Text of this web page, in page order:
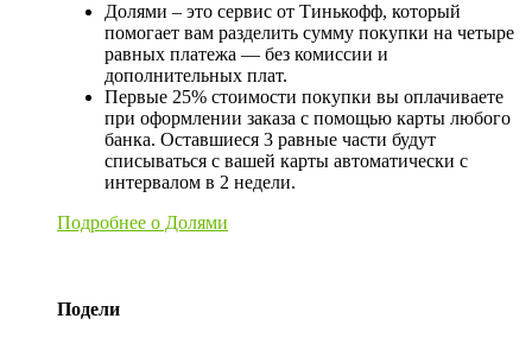
Долями – это сервис от Тинькофф, который
помогает вам разделить сумму покупки на четыре
равных платежа — без комиссии и
дополнительных плат.
Первые 25% стоимости покупки вы оплачиваете
при оформлении заказа с помощью карты любого
банка. Оставшиеся 3 равные части будут
списываться с вашей карты автоматически с
интервалом в 2 недели.
Подробнее о Долями
Подели